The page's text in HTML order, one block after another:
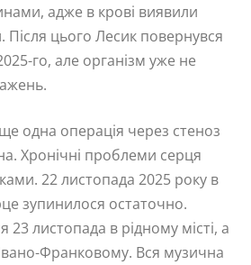
адже в крові виявили
Після цього Лесик повернувся
го, але організм уже не
одна операція через стеноз
Хронічні проблеми серця
22 листопада 2025 року в
зупинилося остаточно.
листопада в рідному місті, а
Франковому. Вся музична